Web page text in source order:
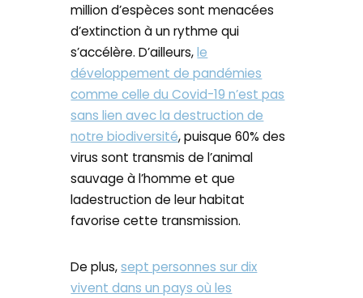
million d’espèces sont menacées
d’extinction à un rythme qui
s’accélère. D’ailleurs,le
développement de pandémies
comme celle du Covid-19 n’est pas
sans lien avec la destruction de
notre biodiversité, puisque 60% des
virus sont transmis de l’animal
sauvage à l’homme et que
ladestruction de leur habitat
favorise cette transmission.
De plus,sept personnes sur dix
vivent dans un pays où les